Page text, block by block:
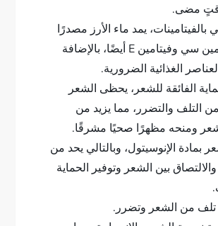
مضى.
يمد ماء الأرز مصدرًا
غنيًا بفيتامين سي وفيتامين E أيضًا، بالإضافة
الغذائية الضرورية.
الفائقة للشعر، يحظى الشعر
من التلف والتضرر، مما يزيد من
ومنحه مظهرًا صحيًا مشرقًا.
بمادة الإنوسيتول، وبالتالي يحد من
بين الشعر وتوفير الحماية
تلف من الشعر وتضرر.